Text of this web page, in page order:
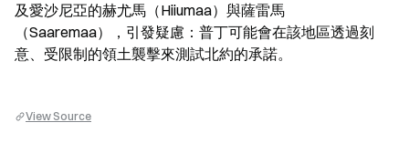
及愛沙尼亞的赫尤馬（Hiiumaa）與薩雷馬
（Saaremaa），引發疑慮：普丁可能會在該地區透過刻
意、受限制的領土襲擊來測試北約的承諾。
View Source